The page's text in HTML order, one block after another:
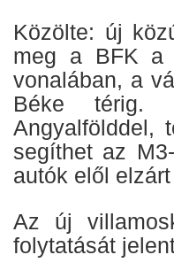
Közölte: új
meg a BFK a
vonalában, a
Béke térig.
Angyalfölddel,
segíthet az
autók elől
Az új
folytatását